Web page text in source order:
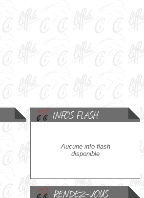
Aucune info flash
disponible